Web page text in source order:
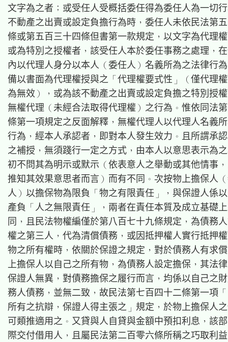
文字為之者；或受任人受概括委任得為委任人為一切
不動產之出賣或設定負擔行為時，委任人未依民法第
條或第五百三十四條但書第一款規定，以文字為代理
或為特別之授權者，該受任人本於委任事務之處理，
內以代理人身分以本人（委任人）名義所為之法律行
備以書面為代理權授與之「代理權要式性」（僅代理
為無效），或為該不動產之出賣或設定負擔之特別授
無權代理（未經合法取得代理權）之行為。惟依同法
條第一項規定之反面解釋，無權代理人以代理人名義
行為，經本人承認者，即對本人發生效力。且所謂承
之補授，無須踐行一定之方式，由本人以意思表示為
初不問其為明示或默示（依表意人之舉動或其他情事
推知其效果意思者而言）而有不同。次按物上擔保人
人）以擔保物為限負「物之有限責任」，與保證人係
產負「人之無限責任」，兩者在責任本質及成立基礎
同，且民法物權編僅於第八百七十九條規定，為債務
權之第三人，代為清償債務，或因抵押權人實行抵押
物之所有權時，依關於保證之規定，對於債務人有求
上擔保人以自己之所有物，為債務人設定擔保，其法
保證人無異，對債務擔保之履行而言，均係以自己之
務人債務，並無二致，故民法第七百四十二條第一項
所有之抗辯，保證人得主張之」規定，於物上擔保人
可類推適用之。又貸與人自貸與金額中預扣利息，該
際交付借用人，且屬民法第二百零六條所稱之巧取利